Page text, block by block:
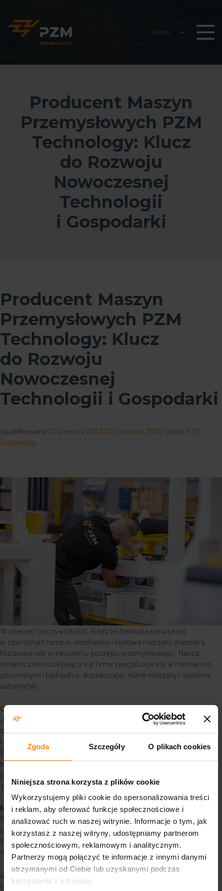
Zgoda Szczegóły O plikach cookies
Niniejsza strona korzysta z plików cookie
Wykorzystujemy pliki cookie do spersonalizowania treści
i reklam, aby oferować funkcje społecznościowe i
analizować ruch w naszej witrynie. Informacje o tym, jak
korzystasz z naszej witryny, udostępniamy partnerom
społecznościowym, reklamowym i analitycznym.
Partnerzy mogą połączyć te informacje z innymi danymi
otrzymanymi od Ciebie lub uzyskanymi podczas
korzystania z ich usług.
Producent Maszyn
Przemysłowych PZM
Technology: Klucz
do Rozwoju
Nowoczesnej
Technologii
i Gospodarki
Producent Maszyn
Przemysłowych PZM
Technology: Klucz
do Rozwoju
Nowoczesnej
Technologii i Gospodarki
Opublikowano 23 sierpnia 2023 (30 czerwca 2026) przez PZM
Technology
W obecnej rzeczywistości, kiedy technologia rozwija się
w zawrotnym tempie, mechanika i budowa maszyny stanowią
kluczową rolę w tworzeniu postępu przemysłowego. Nasza
dynamicznie rozwijająca się firma specjalizuje się w mechanice,
pneumatyce i hydraulice, dostarczając różne maszyny i systemy
automatyki.
Całościowa Produkcja Maszyn
Jednym z kluczowych filarów działalności PZM Technology jest
całościowa produkcja maszyn. Projektujemy, budujemy
i wdrażamy maszyn oraz systemy automatyki. Nasze produkty
znajdują zastosowanie w wielu branżach, w tym przemyśle,
rolnictwie, transporcie, energetyce i wielu innych. Oferujemy
elementy, części i urządzenia o różnych gabarytach,
oraz rozwiązania ściśle według indywidualnych potrzeb klientów.
Nowoczesne Technologie i Wykwalifikowani Pracownicy
Sekret sukcesu PZM Technology tkwi we współczesnej
technologii, doświadczeniu i wiedzy naszych pracowników.
Inwestujemy w rozwój swojego zespołu, dzięki czemu jesteśmy
w stanie oferować i wdrażać innowacyjne rozwiązania.
Jakość jako Priorytet
Dział Kontroli Jakości w PZM Technology (